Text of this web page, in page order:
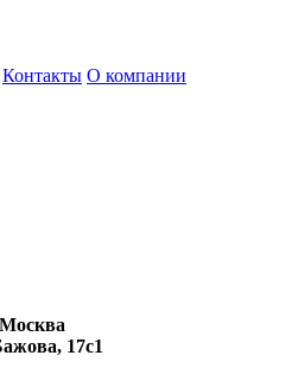
Контакты О компании
Москва
17с1